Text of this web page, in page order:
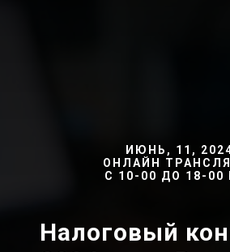
ИЮНЬ, 11,
ОНЛАЙН
С 10-00 ДО 18-00
Налоговый